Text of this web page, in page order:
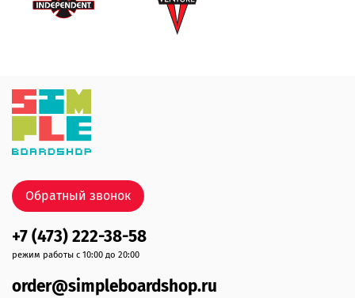
+7 (473) 222-38-58
режим работы с 10:00 до 20:00
order@simpleboardshop.ru
Обратный звонок